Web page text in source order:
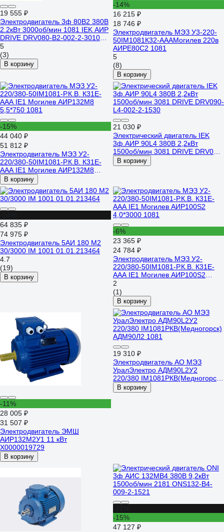
19 555 ₽
Электродвигатель 3ф 80B2 380В
2.2кВт 3000об/мин 1081 IEK АИР
DRIVE DRV080-B2-002-2-3010
291014
5
(3)
В корзину
-14%
16 215 ₽
18 746 ₽
Электродвигатель МЭЗ У3-220-
50IM1081К32-АААМогилев 220в
АИРЕ80С2 1081
5
(8)
В корзину
-15%
44 040 ₽
51 812 ₽
Электродвигатель МЭЗ У2-
220/380-50IM1081-Р.К.В. К31Е-
ААА IE1 Могилев АИР132М8
5,5*750 1081
В корзину
21 030 ₽
Электрический двигатель IEK
3ф.АИР 90L4 380В 2,2кВт
1500об/мин 3081 DRIVE DRV090-
L4-002-2-1530
В корзину
64 835 ₽
74 975 ₽
Электродвигатель 5АИ 180 М2
30/3000 IM 1001 01.01.213464
4.7
(19)
В корзину
-6%
23 365 ₽
24 784 ₽
Электродвигатель МЭЗ У2-
220/380-50IM1081-Р.К.В. К31Е-
ААА IE1 Могилев АИР100S2
4,0*3000 1081
2
(1)
В корзину
-11%
28 005 ₽
31 507 ₽
Электродвигатель ЭМШ
АИР132М2У1 11 кВт
Х0000019729
В корзину
19 310 ₽
Электродвигатель АО МЭЗ
УралЭлектро АДМ90L2У2
220/380 IМ1081РКВ(Медногорск)
АДМ90Л2 1081
В корзину
-15%
47 127 ₽